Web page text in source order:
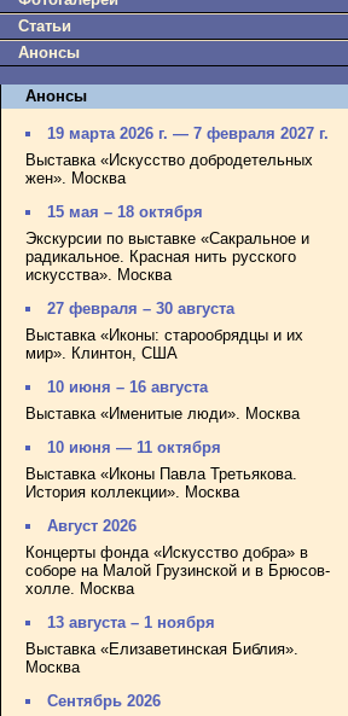
Статьи
Анонсы
Анонсы
19 марта 2026 г. — 7 февраля 2027 г.
Выставка «Искусство добродетельных
жен». Москва
15 мая – 18 октября
Экскурсии по выставке «Сакральное и
радикальное. Красная нить русского
искусства». Москва
27 февраля – 30 августа
Выставка «Иконы: старообрядцы и их
мир». Клинтон, США
10 июня – 16 августа
Выставка «Именитые люди». Москва
10 июня — 11 октября
Выставка «Иконы Павла Третьякова.
История коллекции». Москва
Август 2026
Концерты фонда «Искусство добра» в
соборе на Малой Грузинской и в Брюсов-
холле. Москва
13 августа – 1 ноября
Выставка «Елизаветинская Библия».
Москва
Сентябрь 2026